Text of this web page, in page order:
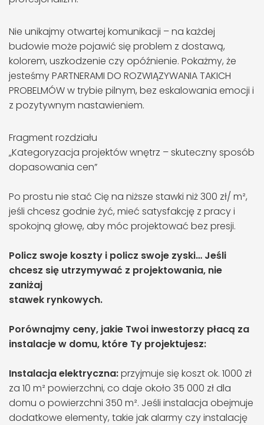
Nie unikajmy otwartej komunikacji – na każdej
budowie może pojawić się problem z dostawą,
kolorem, uszkodzenie czy opóźnienie. Pokażmy, że
jesteśmy PARTNERAMI DO ROZWIĄZYWANIA TAKICH
PROBELMÓW w trybie pilnym, bez eskalowania emocji i
z pozytywnym nastawieniem.
Fragment rozdziału
„Kategoryzacja projektów wnętrz – skuteczny sposób
dopasowania cen”
Po prostu nie stać Cię na niższe stawki niż 300 zł/ m²,
jeśli chcesz godnie żyć, mieć satysfakcję z pracy i
spokojną głowę, aby móc projektować bez presji.
Policz swoje koszty i policz swoje zyski… Jeśli
chcesz się utrzymywać z projektowania, nie
zaniżaj
stawek rynkowych.
Porównajmy ceny, jakie Twoi inwestorzy płacą za
instalacje w domu, które Ty projektujesz:
Instalacja elektryczna:przyjmuje się koszt ok. 1000 zł
za 10 m² powierzchni, co daje około 35 000 zł dla
domu o powierzchni 350 m². Jeśli instalacja obejmuje
dodatkowe elementy, takie jak alarmy czy instalację